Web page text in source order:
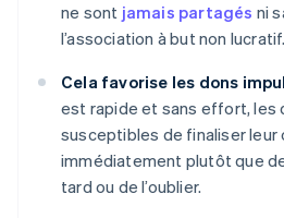
ne sont jamais partagés ni
l’association à but non lucratif.
Cela favorise les dons
est rapide et sans effort, les
susceptibles de finaliser leur
immédiatement plutôt que
tard ou de l’oublier.